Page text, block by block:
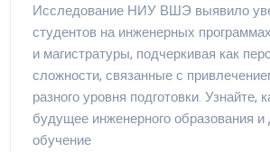
Исследование НИУ ВШЭ выявило
студентов на инженерных
и магистратуры, подчеркивая как
сложности, связанные с
разного уровня подготовки. Узнайте,
будущее инженерного образования и
обучение